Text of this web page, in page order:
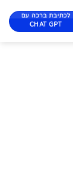
לכתיבת ברכה עם
CHAT GPT